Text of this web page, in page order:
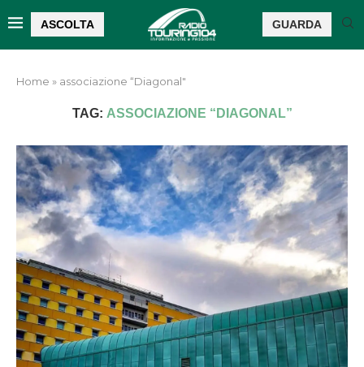
ASCOLTA GUARDA
Home » associazione “Diagonal"
TAG: ASSOCIAZIONE “DIAGONAL”